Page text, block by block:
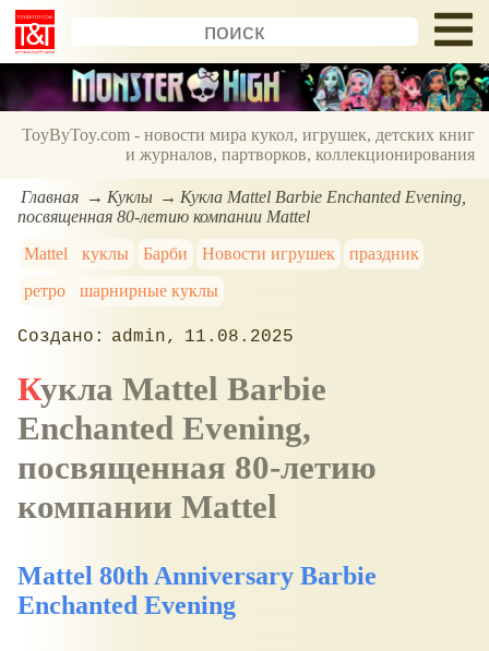
ToyByToy.com - новости мира кукол, игрушек, детских книг
и журналов, партворков, коллекционирования
Главная Куклы
Кукла Mattel Barbie Enchanted Evening,
посвященная 80-летию компании Mattel
Mattel
куклы Барби Новости игрушек
праздник
ретро
шарнирные куклы
admin 11.08.2025
Кукла Mattel Barbie
Enchanted Evening,
посвященная 80-летию
компании Mattel
Mattel 80th Anniversary Barbie
Enchanted Evening